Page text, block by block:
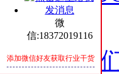
关于我
微
信:18372019116
添加微信好友获取行业干货